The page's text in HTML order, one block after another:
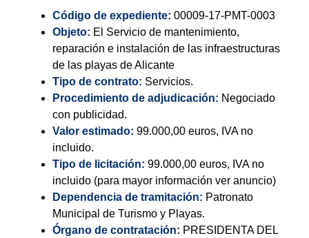
Código de expediente: 00009-17-PMT-0003
Objeto: El Servicio de mantenimiento,
reparación e instalación de las infraestructuras
de las playas de Alicante
Tipo de contrato: Servicios.
Procedimiento de adjudicación: Negociado
con publicidad.
Valor estimado: 99.000,00 euros, IVA no
incluido.
Tipo de licitación: 99.000,00 euros, IVA no
incluido (para mayor información ver anuncio)
Dependencia de tramitación: Patronato
Municipal de Turismo y Playas.
Órgano de contratación: PRESIDENTA DEL